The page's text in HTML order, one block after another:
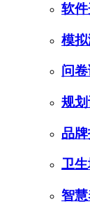
软
模
问
规
品
卫
智